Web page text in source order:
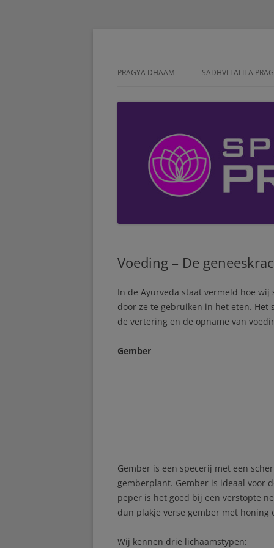
PRAGYA DHAAM SADHVI LALITA
Voeding – De
In de Ayurveda staat vermeld hoe
door ze te gebruiken in het eten.
de vertering en de opname van
Gember
Gember is een specerij met een
gemberplant. Gember is ideaal voor
peper is het goed bij een verstopte
dun plakje verse gember met honing
Wij kennen drie lichaamstypen: